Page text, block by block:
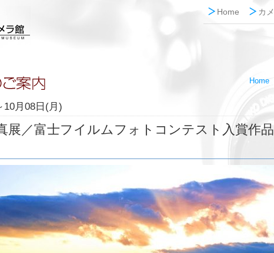
Home カ
Home
10月08日(月)
展／富士フイルムフォトコンテスト入賞作